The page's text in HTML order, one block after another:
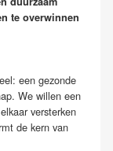
te overwinnen
een gezonde
We willen een
versterken
de kern van